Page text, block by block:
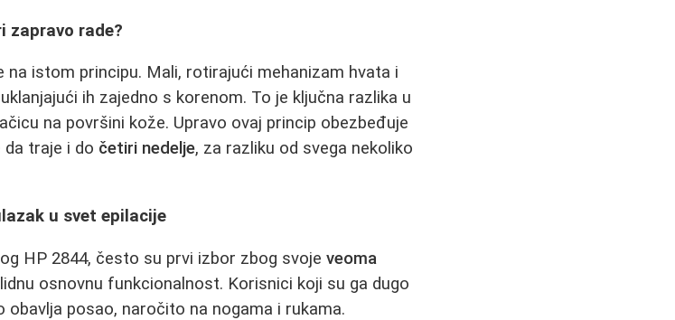
zapravo rade?
na istom principu. Mali, rotirajući mehanizam hvata i
ih zajedno s korenom. To je ključna razlika u
na površini kože. Upravo ovaj princip obezbeđuje
traje i do četiri nedelje, za razliku od svega nekoliko
u svet epilacije
HP 2844, često su prvi izbor zbog svojeveoma
osnovnu funkcionalnost. Korisnici koji su ga dugo
posao, naročito na nogama i rukama.